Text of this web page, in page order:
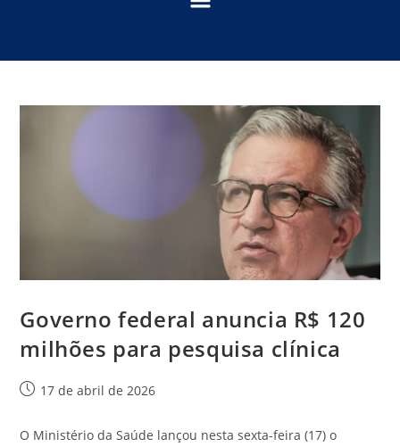
Governo federal anuncia R$ 120
milhões para pesquisa clínica
17 de abril de 2026
O Ministério da Saúde lançou nesta sexta-feira (17) o